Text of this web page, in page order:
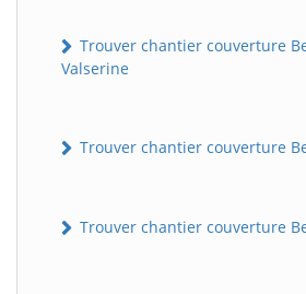
Trouver chantier couverture
Valserine
Trouver chantier couverture
Trouver chantier couverture